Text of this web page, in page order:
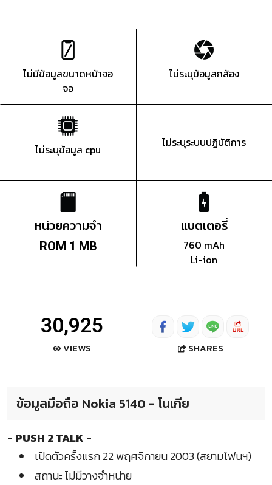
ไม่มีข้อมูลขนาดหน้าจอ
จอ
ไม่ระบุข้อมูลกล้อง
ไม่ระบุข้อมูล cpu ไม่ระบุระบบปฏิบัติการ
หน่วยความจำ
ROM 1 MB
แบตเตอรี่
760 mAh
Li-ion
30,925
VIEWS SHARES
ข้อมูลมือถือ Nokia 5140 - โนเกีย
- PUSH 2 TALK -
เปิดตัวครั้งแรก 22 พฤศจิกายน 2003 (สยามโฟนฯ)
สถานะ ไม่มีวางจำหน่าย